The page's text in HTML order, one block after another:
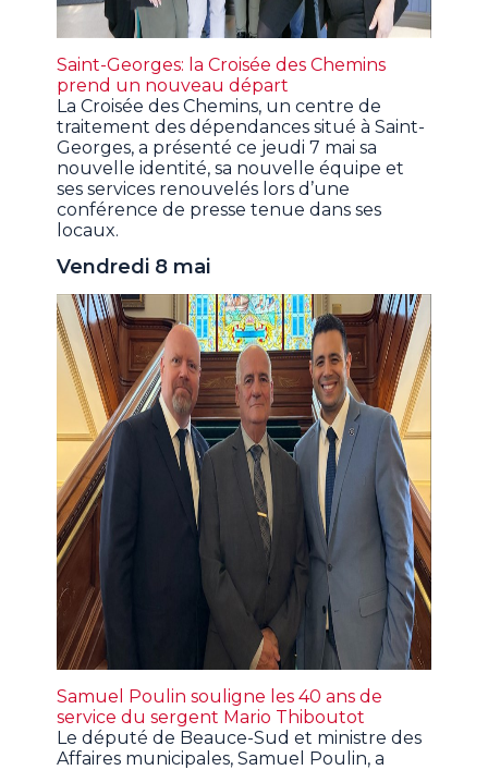
Saint-Georges: la Croisée des Chemins
prend un nouveau départ
La Croisée des Chemins, un centre de
traitement des dépendances situé à Saint-
Georges, a présenté ce jeudi 7 mai sa
nouvelle identité, sa nouvelle équipe et
ses services renouvelés lors d’une
conférence de presse tenue dans ses
locaux.
Vendredi 8 mai
Samuel Poulin souligne les 40 ans de
service du sergent Mario Thiboutot
Le député de Beauce-Sud et ministre des
Affaires municipales, Samuel Poulin, a